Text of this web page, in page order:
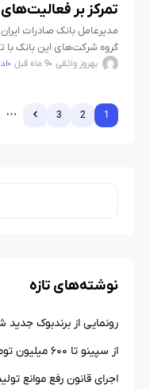
تمرکز بر
​مدیرعامل بانک صادرات
گروه شرکت‌های این بانک با
به‌عنوان نماد نوآوری و
بهروز واثقی 9 ماه قبل
1
2
3
نوشته‌های تازه
رونمایی از برندبوک
از سپینو تا ۶۰۰ میلیون تومان وام بگیرید
اجرای قانون رفع موانع